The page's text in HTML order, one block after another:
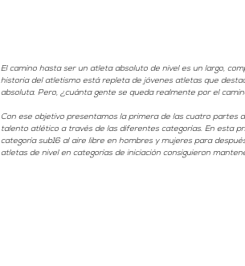
El camino hasta ser un atleta absoluto de nivel es un largo,
historia del atletismo está repleta de jóvenes atletas que
absoluta. Pero, ¿cuánta gente se queda realmente por el
Con ese objetivo presentamos la primera de las cuatro
talento atlético a través de las diferentes categorías. En esta
categoría sub16 al aire libre en hombres y mujeres para
atletas de nivel en categorías de iniciación consiguieron